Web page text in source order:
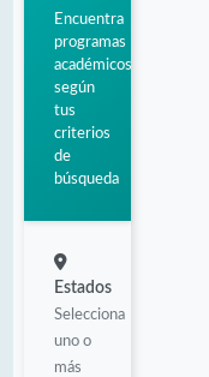
Encuentra
programas
académicos
según
tus
criterios
de
búsqueda
Estados
Selecciona
uno o
más